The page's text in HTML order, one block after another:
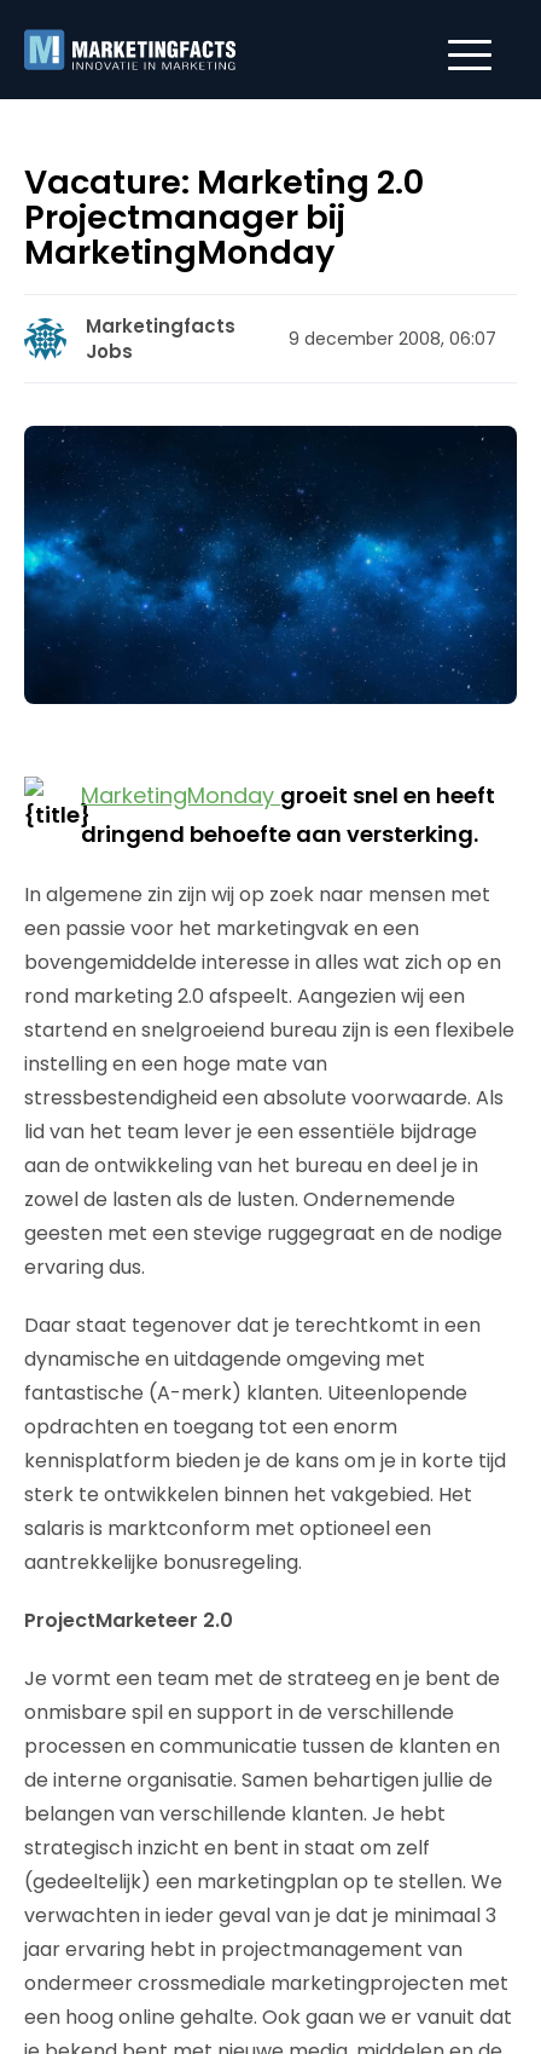
Vacature: Marketing 2.0
Projectmanager bij
MarketingMonday
Marketingfacts
Jobs
9 december 2008, 06:07
MarketingMonday groeit snel en heeft
dringend behoefte aan versterking.
In algemene zin zijn wij op zoek naar mensen met
een passie voor het marketingvak en een
bovengemiddelde interesse in alles wat zich op en
rond marketing 2.0 afspeelt. Aangezien wij een
startend en snelgroeiend bureau zijn is een flexibele
instelling en een hoge mate van
stressbestendigheid een absolute voorwaarde. Als
lid van het team lever je een essentiële bijdrage
aan de ontwikkeling van het bureau en deel je in
zowel de lasten als de lusten. Ondernemende
geesten met een stevige ruggegraat en de nodige
ervaring dus.
Daar staat tegenover dat je terechtkomt in een
dynamische en uitdagende omgeving met
fantastische (A-merk) klanten. Uiteenlopende
opdrachten en toegang tot een enorm
kennisplatform bieden je de kans om je in korte tijd
sterk te ontwikkelen binnen het vakgebied. Het
salaris is marktconform met optioneel een
aantrekkelijke bonusregeling.
ProjectMarketeer 2.0
Je vormt een team met de strateeg en je bent de
onmisbare spil en support in de verschillende
processen en communicatie tussen de klanten en
de interne organisatie. Samen behartigen jullie de
belangen van verschillende klanten. Je hebt
strategisch inzicht en bent in staat om zelf
(gedeeltelijk) een marketingplan op te stellen. We
verwachten in ieder geval van je dat je minimaal 3
jaar ervaring hebt in projectmanagement van
ondermeer crossmediale marketingprojecten met
een hoog online gehalte. Ook gaan we er vanuit dat